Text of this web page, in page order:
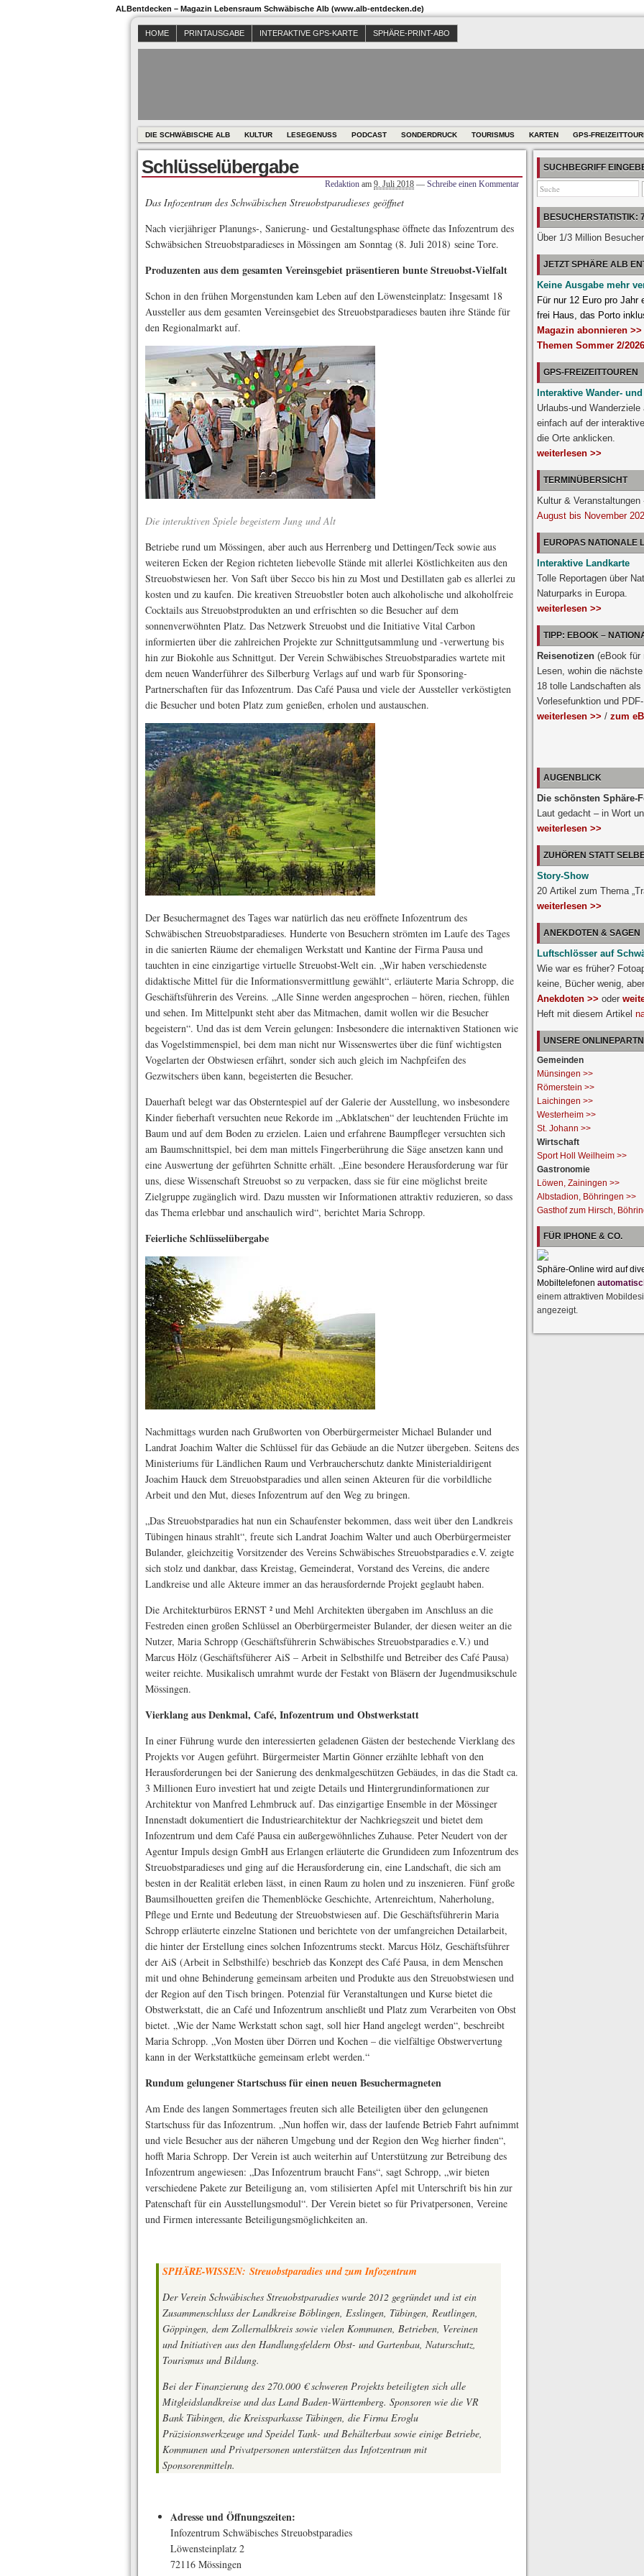
ALBentdecken – Magazin Lebensraum Schwäbische Alb (www.alb-entdecken.de)
HOME PRINTAUSGABE INTERAKTIVE GPS-KARTE SPHÄRE-PRINT-ABO
DIE SCHWÄBISCHE ALB KULTUR LESEGENUSS PODCAST SONDERDRUCK TOURISMUS KARTEN GPS-
Schlüsselübergabe
Redaktion am 9. Juli 2018 — Schreibe einen Kommentar
Das Infozentrum des Schwäbischen Streuobstparadieses geöffnet
Nach vierjähriger Planungs-, Sanierung- und Gestaltungsphase öffnete das Infozentrum des
Schwäbsichen Streuobstparadieses in Mössingen am Sonntag (8. Juli 2018) seine Tore.
Produzenten aus dem gesamten Vereinsgebiet präsentieren bunte Streuobst-Vielfalt
Schon in den frühen Morgenstunden kam Leben auf den Löwensteinplatz: Insgesamt 18
Aussteller aus dem gesamten Vereinsgebiet des Streuobstparadieses bauten ihre Stände für
den Regionalmarkt auf.
Die interaktiven Spiele begeistern Jung und Alt
Betriebe rund um Mössingen, aber auch aus Herrenberg und Dettingen/Teck sowie aus
weiteren Ecken der Region richteten liebevolle Stände mit allerlei Köstlichkeiten aus den
Streuobstwiesen her. Von Saft über Secco bis hin zu Most und Destillaten gab es allerlei zu
kosten und zu kaufen. Die kreativen Streuobstler boten auch alkoholische und alkoholfreie
Cocktails aus Streuobstprodukten an und erfrischten so die Besucher auf dem
sonnenverwöhnten Platz. Das Netzwerk Streuobst und die Initiative Vital Carbon
informierten über die zahlreichen Projekte zur Schnittgutsammlung und -verwertung bis
hin zur Biokohle aus Schnittgut. Der Verein Schwäbisches Streuobstparadies wartete mit
dem neuen Wanderführer des Silberburg Verlags auf und warb für Sponsoring-
Partnerschaften für das Infozentrum. Das Café Pausa und viele der Aussteller verköstigten
die Besucher und boten Platz zum genießen, erholen und austauschen.
Der Besuchermagnet des Tages war natürlich das neu eröffnete Infozentrum des
Schwäbischen Streuobstparadieses. Hunderte von Besuchern strömten im Laufe des Tages
in die sanierten Räume der ehemaligen Werkstatt und Kantine der Firma Pausa und
tauchten in eine einzigartige virtuelle Streuobst-Welt ein. „Wir haben verschiedenste
didaktische Mittel für die Informationsvermittlung gewählt“, erläuterte Maria Schropp, die
Geschäftsführerin des Vereins. „Alle Sinne werden angesprochen – hören, riechen, fühlen
und sehen. Im Mittelpunkt steht aber das Mitmachen, damit wollen wir die Besucher
begeistern“. Und das ist dem Verein gelungen: Insbesondere die internaktiven Stationen wie
das Vogelstimmenspiel, bei dem man nicht nur Wissenswertes über die fünf wichtigsten
Vogelarten der Obstwiesen erfährt, sonder sich auch gleich im Nachpfeifen des
Gezwitschers üben kann, begeisterten die Besucher.
Dauerhaft belegt war das Obsterntespiel auf der Galerie der Ausstellung, wo insbesondere
Kinder fieberhaft versuchten neue Rekorde im „Abklatschen“ der leuchtenden Früchte im
Baum und auf dem Boden zu erzielen. Laien und erfahrene Baumpfleger versuchten sich
am Baumschnittspiel, bei dem man mittels Fingerberührung die Säge ansetzen kann und
eine Auswertung der geführten Schnitte erhält. „Eine besondere Herausforderung war für
uns, diese Wissenschaft Streuobst so zu verpacken, dass sie für eine möglichst breite
Zielgruppe zugänglich wird. Dazu mussten wir Informationen attraktiv reduzieren, so dass
das Thema erlebbar und anschaulich wird“, berichtet Maria Schropp.
Feierliche Schlüsselübergabe
Nachmittags wurden nach Grußworten von Oberbürgermeister Michael Bulander und
Landrat Joachim Walter die Schlüssel für das Gebäude an die Nutzer übergeben. Seitens des
Ministeriums für Ländlichen Raum und Verbraucherschutz dankte Ministerialdirigent
Joachim Hauck dem Streuobstparadies und allen seinen Akteuren für die vorbildliche
Arbeit und den Mut, dieses Infozentrum auf den Weg zu bringen.
„Das Streuobstparadies hat nun ein Schaufenster bekommen, dass weit über den Landkreis
Tübingen hinaus strahlt“, freute sich Landrat Joachim Walter und auch Oberbürgermeister
Bulander, gleichzeitig Vorsitzender des Vereins Schwäbisches Streuobstparadies e.V. zeigte
sich stolz und dankbar, dass Kreistag, Gemeinderat, Vorstand des Vereins, die andere
Landkreise und alle Akteure immer an das herausfordernde Projekt geglaubt haben.
Die Architekturbüros ERNST ² und Mehl Architekten übergaben im Anschluss an die
Festreden einen großen Schlüssel an Oberbürgermeister Bulander, der diesen weiter an die
Nutzer, Maria Schropp (Geschäftsführerin Schwäbisches Streuobstparadies e.V.) und
Marcus Hölz (Geschäftsfüherer AiS – Arbeit in Selbsthilfe und Betreiber des Café Pausa)
weiter reichte. Musikalisch umrahmt wurde der Festakt von Bläsern der Jugendmusikschule
Mössingen.
Vierklang aus Denkmal, Café, Infozentrum und Obstwerkstatt
In einer Führung wurde den interessierten geladenen Gästen der bestechende Vierklang des
Projekts vor Augen geführt. Bürgermeister Martin Gönner erzählte lebhaft von den
Herausforderungen bei der Sanierung des denkmalgeschützen Gebäudes, in das die Stadt ca.
3 Millionen Euro investiert hat und zeigte Details und Hintergrundinformationen zur
Architektur von Manfred Lehmbruck auf. Das einzigartige Ensemble in der Mössinger
Innenstadt dokumentiert die Industriearchitektur der Nachkriegszeit und bietet dem
Infozentrum und dem Café Pausa ein außergewöhnliches Zuhause. Peter Neudert von der
Agentur Impuls design GmbH aus Erlangen erläuterte die Grundideen zum Infozentrum des
Streuobstparadieses und ging auf die Herausforderung ein, eine Landschaft, die sich am
besten in der Realität erleben lässt, in einen Raum zu holen und zu inszenieren. Fünf große
Baumsilhouetten greifen die Themenblöcke Geschichte, Artenreichtum, Naherholung,
Pflege und Ernte und Bedeutung der Streuobstwiesen auf. Die Geschäftsführerin Maria
Schropp erläuterte einzelne Stationen und berichtete von der umfangreichen Detailarbeit,
die hinter der Erstellung eines solchen Infozentrums steckt. Marcus Hölz, Geschäftsführer
der AiS (Arbeit in Selbsthilfe) beschrieb das Konzept des Café Pausa, in dem Menschen
mit und ohne Behinderung gemeinsam arbeiten und Produkte aus den Streuobstwiesen und
der Region auf den Tisch bringen. Potenzial für Veranstaltungen und Kurse bietet die
Obstwerkstatt, die an Café und Infozentrum anschließt und Platz zum Verarbeiten von Obst
bietet. „Wie der Name Werkstatt schon sagt, soll hier Hand angelegt werden“, beschreibt
Maria Schropp. „Von Mosten über Dörren und Kochen – die vielfältige Obstwervertung
kann in der Werkstattküche gemeinsam erlebt werden.“
Rundum gelungener Startschuss für einen neuen Besuchermagneten
Am Ende des langen Sommertages freuten sich alle Beteiligten über den gelungenen
Startschuss für das Infozentrum. „Nun hoffen wir, dass der laufende Betrieb Fahrt aufnimmt
und viele Besucher aus der näheren Umgebung und der Region den Weg hierher finden“,
hofft Maria Schropp. Der Verein ist auch weiterhin auf Unterstützung zur Betreibung des
Infozentrum angewiesen: „Das Infozentrum braucht Fans“, sagt Schropp, „wir bieten
verschiedene Pakete zur Beteiligung an, vom stilisierten Apfel mit Unterschrift bis hin zur
Patenschaft für ein Ausstellungsmodul“. Der Verein bietet so für Privatpersonen, Vereine
und Firmen interessante Beteiligungsmöglichkeiten an.
SPHÄRE-WISSEN: Streuobstparadies und zum Infozentrum
Der Verein Schwäbisches Streuobstparadies wurde 2012 gegründet und ist ein
Zusammenschluss der Landkreise Böblingen, Esslingen, Tübingen, Reutlingen,
Göppingen, dem Zollernalbkreis sowie vielen Kommunen, Betrieben, Vereinen
und Initiativen aus den Handlungsfeldern Obst- und Gartenbau, Naturschutz,
Tourismus und Bildung.
Bei der Finanzierung des 270.000 € schweren Projekts beteiligten sich alle
Mitgleidslandkreise und das Land Baden-Württemberg. Sponsoren wie die VR
Bank Tübingen, die Kreissparkasse Tübingen, die Firma Eroglu
Präzisionswerkzeuge und Speidel Tank- und Behälterbau sowie einige Betriebe,
Kommunen und Privatpersonen unterstützen das Infotzentrum mit
Sponsorenmitteln.
Adresse und Öffnungszeiten:
Infozentrum Schwäbisches Streuobstparadies
Löwensteinplatz 2
72116 Mössingen
SUCHBEGRIFF
BESUCHERSTATISTIK:
Über 1/3 Million
JETZT SPHÄRE ALB
Keine Ausgabe mehr
Für nur 12 Euro pro
frei Haus, das Porto
Magazin abonnieren >>
Themen Sommer 2/
GPS-FREIZEITTOUREN
Interaktive Wander-
Urlaubs-und
einfach auf der
die Orte anklicken.
weiterlesen >>
TERMINÜBERSICHT
Kultur &
August bis November
EUROPAS NATIONALE
Interaktive Landkarte
Tolle Reportagen über
Naturparks in Europa.
weiterlesen >>
TIPP: EBOOK –
Reisenotizen (eBook für
Lesen, wohin die
18 tolle Landschaften
Vorlesefunktion und
weiterlesen >> / zum
AUGENBLICK
Die schönsten Sphäre-
Laut gedacht – in Wort
weiterlesen >>
ZUHÖREN STATT
Story-Show
20 Artikel zum Thema
weiterlesen >>
ANEKDOTEN & SAGEN
Luftschlösser auf
Wie war es früher?
keine, Bücher wenig,
Anekdoten >> oder
Heft mit diesem Artikel
UNSERE
Gemeinden
Münsingen >>
Römerstein >>
Laichingen >>
Westerheim >>
St. Johann >>
Wirtschaft
Sport Holl Weilheim >>
Gastronomie
Löwen, Zainingen >>
Albstadion, Böhringen >>
Gasthof zum Hirsch,
FÜR IPHONE & CO.
Sphäre-Online wird auf
Mobiltelefonen
einem attraktiven
angezeigt.